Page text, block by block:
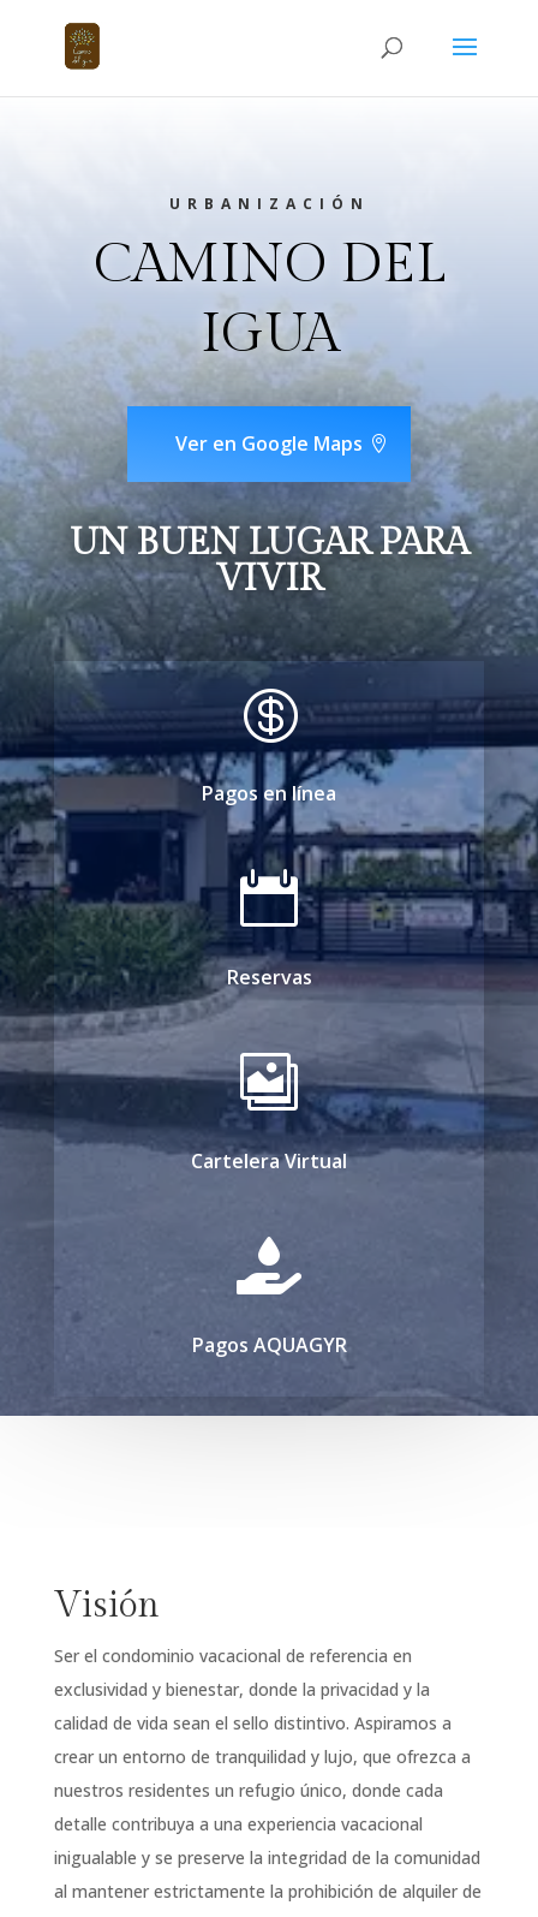
URBANIZACIÓN
CAMINO DEL
IGUA
Ver en Google Maps
UN BUEN LUGAR PARA
VIVIR

Pagos en línea

Reservas

Cartelera Virtual

Pagos AQUAGYR
Visión
Ser el condominio vacacional de referencia en
exclusividad y bienestar, donde la privacidad y la
calidad de vida sean el sello distintivo. Aspiramos a
crear un entorno de tranquilidad y lujo, que ofrezca a
nuestros residentes un refugio único, donde cada
detalle contribuya a una experiencia vacacional
inigualable y se preserve la integridad de la comunidad
al mantener estrictamente la prohibición de alquiler de